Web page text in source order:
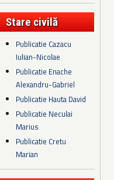
Stare civilă
Publicatie Cazacu
Iulian-Nicolae
Publicatie Enache
Alexandru-Gabriel
Publicatie Hauta David
Publicatie Neculai
Marius
Publicatie Cretu
Marian